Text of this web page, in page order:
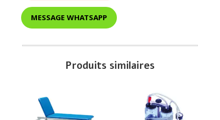
MESSAGE WHATSAPP
Produits similaires